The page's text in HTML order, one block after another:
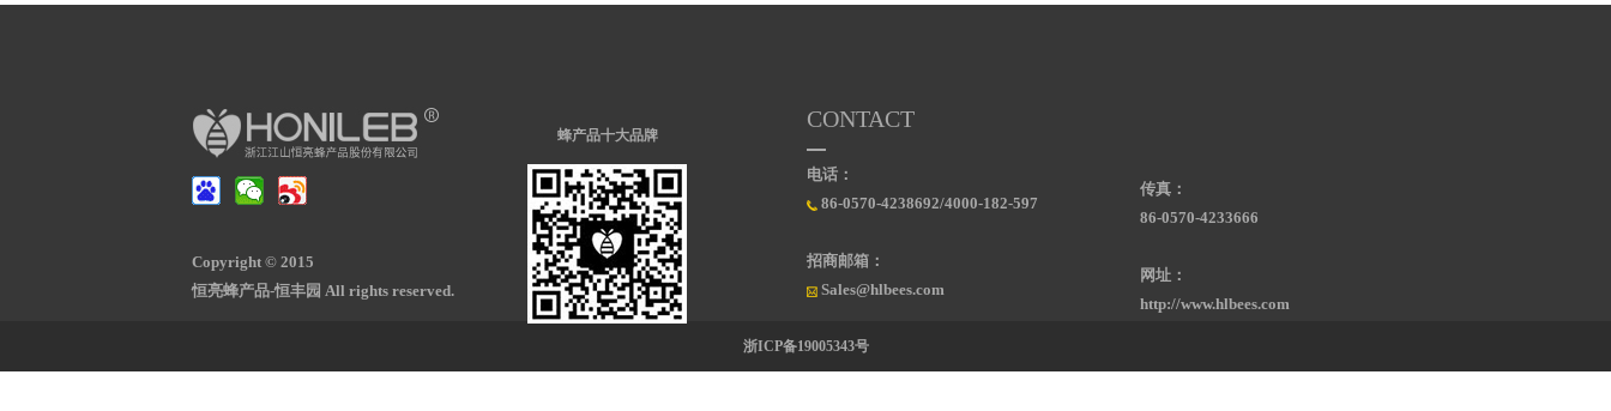
Copyright © 2015
恒亮蜂产品-恒丰园 All rights reserved.
蜂产品十大品牌
CONTACT
电话：
86-0570-4238692/4000-182-597
招商邮箱：
Sales@hlbees.com
传真：
86-0570-4233666
网址：
http://www.hlbees.com
浙ICP备19005343号